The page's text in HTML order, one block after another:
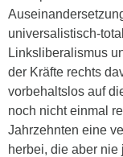
universalistisch-
Linksliberalismus
der Kräfte rechts
vorbehaltslos auf
noch nicht einmal
Jahrzehnten eine
herbei, die aber